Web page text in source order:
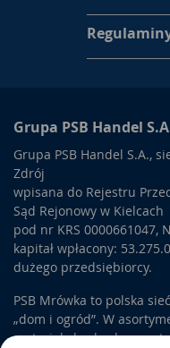
Grupa PSB Handel
Grupa PSB Handel S.A.,
Zdrój
wpisana do Rejestru
Sąd Rejonowy w Kielcach
pod nr KRS 0000661047,
kapitał wpłacony:
dużego przedsiębiorcy.
PSB Mrówka to polska
„dom i ogród”. W
materiały budowlane,